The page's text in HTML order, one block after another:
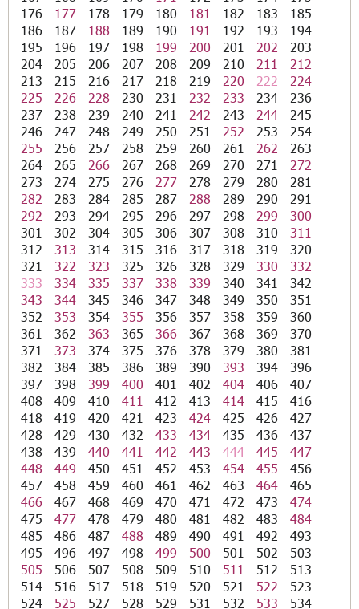
176
177 178 179 180 181 182 183
185
186
187 188 189 190 191 192 193
194
195
196 197 198 199 200 201 202
203
204
205 206 207 208 209 210 211
212
213
215 216 217 218 219 220 222
224
225
226 228 230 231 232 233 234
236
237
238 239 240 241 242 243 244
245
246
247 248 249 250 251 252 253
254
255
256 257 258 259 260 261 262
263
264
265 266 267 268 269 270 271
272
273
274 275 276 277 278 279 280
281
282
283 284 285 287 288 289 290
291
292
293 294 295 296 297 298 299
300
301
302 304 305 306 307 308 310
311
312
313 314 315 316 317 318 319
320
321
322 323 325 326 328 329 330
332
333
334 335 337 338 339 340 341
342
343
344 345 346 347 348 349 350
351
352
353 354 355 356 357 358 359
360
361
362 363 365 366 367 368 369
370
371
373 374 375 376 378 379 380
381
382
384 385 386 389 390 393 394
396
397
398 399 400 401 402 404 406
407
408
409 410 411 412 413 414 415
416
418
419 420 421 423 424 425 426
427
428
429 430 432 433 434 435 436
437
438
439 440 441 442 443 444 445
447
448
449 450 451 452 453 454 455
456
457
458 459 460 461 462 463 464
465
466
467 468 469 470 471 472 473
474
475
477 478 479 480 481 482 483
484
485
486 487 488 489 490 491 492
493
495
496 497 498 499 500 501 502
503
505
506 507 508 509 510 511 512
513
514
516 517 518 519 520 521 522
523
524
525 527 528 529 531 532 533
534